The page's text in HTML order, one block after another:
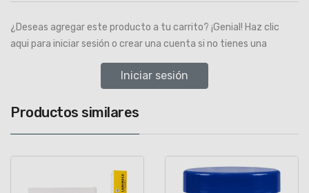
¿Deseas agregar este producto a tu carrito? ¡Genial! Haz clic
aqui para iniciar sesión o crear una cuenta si no tienes una
Iniciar sesión
Productos similares